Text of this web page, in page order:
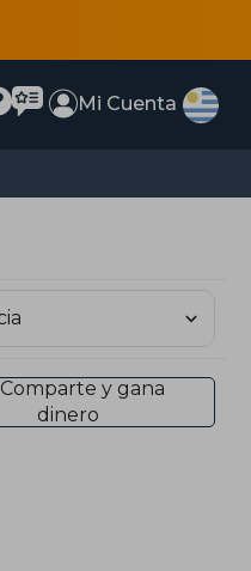
Mi Cuenta
Comparte y gana
dinero